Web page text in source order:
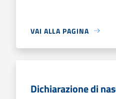
VAI ALLA PAGINA
Dichiarazione di